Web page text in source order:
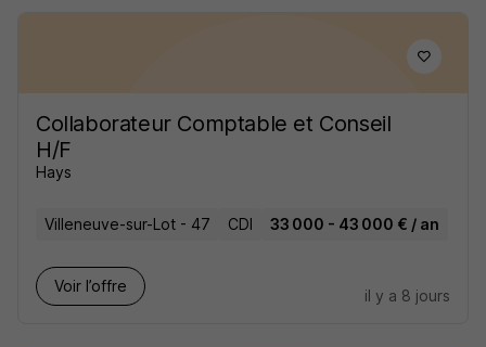
Collaborateur Comptable et Conseil
H/F
Hays
Villeneuve-sur-Lot - 47 CDI 33 000 - 43 000 € / an
Voir l’offre
il y a 8 jours